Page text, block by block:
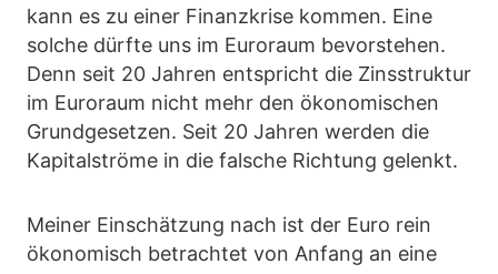
kann es zu einer Finanzkrise kommen. Eine
solche dürfte uns im Euroraum bevorstehen.
Denn seit 20 Jahren entspricht die Zinsstruktur
im Euroraum nicht mehr den ökonomischen
Grundgesetzen. Seit 20 Jahren werden die
Kapitalströme in die falsche Richtung gelenkt.
Meiner Einschätzung nach ist der Euro rein
ökonomisch betrachtet von Anfang an eine